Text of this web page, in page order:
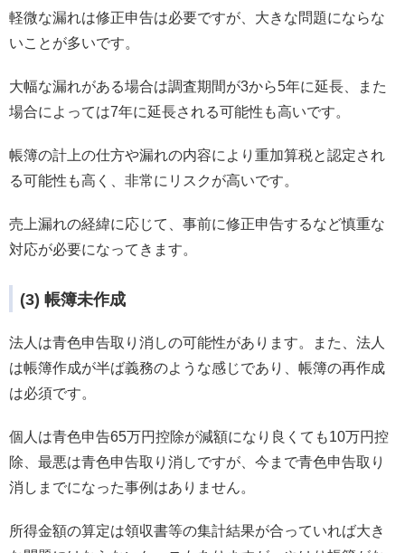
軽微な漏れは修正申告は必要ですが、大きな問題にならな
いことが多いです。
大幅な漏れがある場合は調査期間が3から5年に延長、また
場合によっては7年に延長される可能性も高いです。
帳簿の計上の仕方や漏れの内容により重加算税と認定され
る可能性も高く、非常にリスクが高いです。
売上漏れの経緯に応じて、事前に修正申告するなど慎重な
対応が必要になってきます。
(3) 帳簿未作成
法人は青色申告取り消しの可能性があります。また、法人
は帳簿作成が半ば義務のような感じであり、帳簿の再作成
は必須です。
個人は青色申告65万円控除が減額になり良くても10万円控
除、最悪は青色申告取り消しですが、今まで青色申告取り
消しまでになった事例はありません。
所得金額の算定は領収書等の集計結果が合っていれば大き